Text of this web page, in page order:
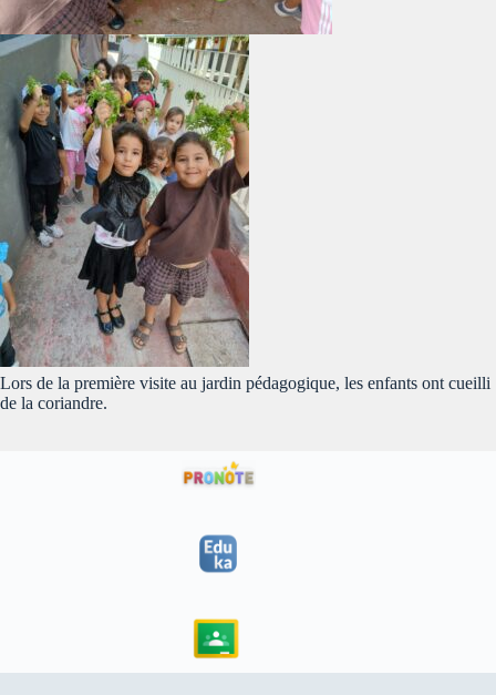
Lors de la première visite au jardin pédagogique, les enfants ont cueilli
de la coriandre.